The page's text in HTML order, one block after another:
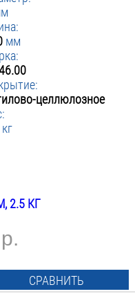
мм
целлюлозное
кг
2.5 КГ
СРАВНИТЬ